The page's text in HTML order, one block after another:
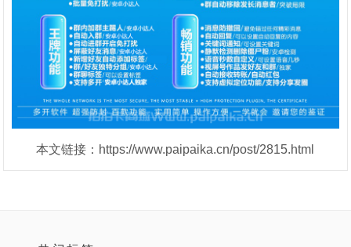
本文链接：https://www.paipaika.cn/post/2815.html